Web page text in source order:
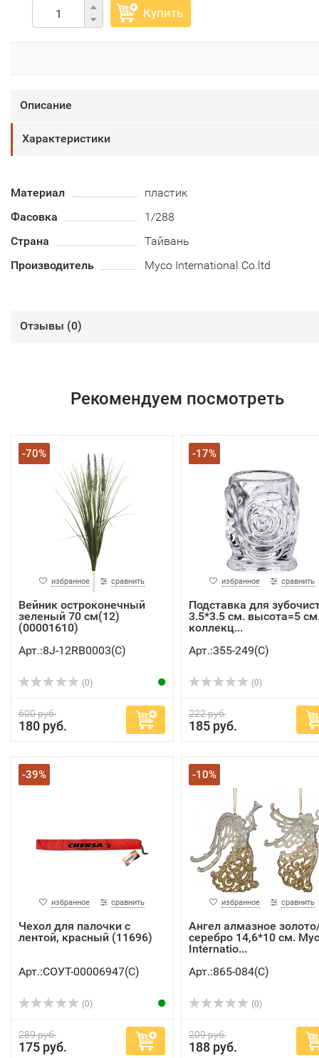
Купить
Описание
Характеристики
Материал
пластик
Фасовка
1/288
Страна
Тайвань
Производитель
Myco International Co.ltd
Отзывы (0)
Рекомендуем посмотреть
-70%
избранное сравнить
Вейник остроконечный
зеленый 70 см(12)
(00001610)
Арт.:8J-12RB0003(C)
(0)
600 руб.
180 руб.
-17%
избранное сравнить
Подставка для
3.5*3.5 см. высота=5
коллекц...
Арт.:355-249(C)
(0)
222 руб.
185 руб.
-39%
избранное сравнить
Чехол для палочки с
лентой, красный (11696)
Арт.:СОУТ-00006947(C)
(0)
289 руб.
175 руб.
-10%
избранное сравнить
Ангел алмазное
серебро 14,6*10 см.
Internatio...
Арт.:865-084(C)
(0)
209 руб.
188 руб.